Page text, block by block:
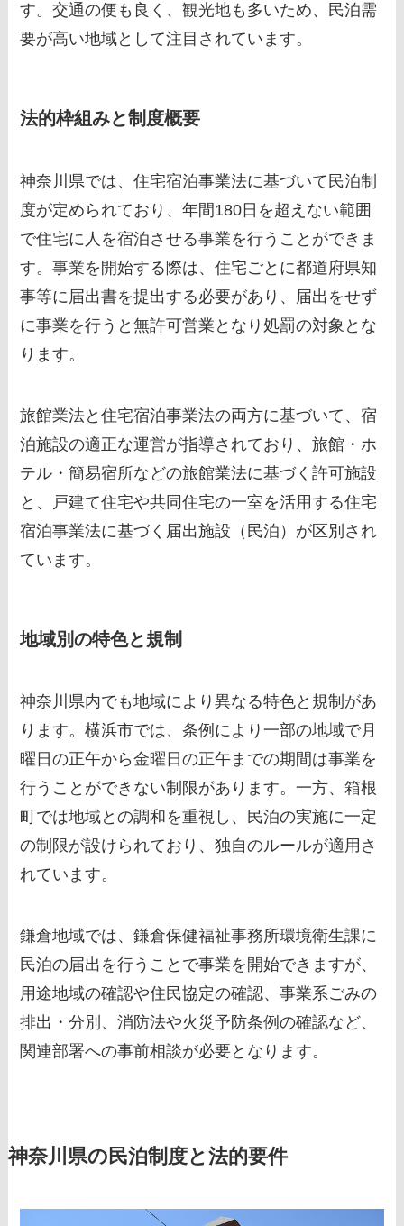
す。交通の便も良く、観光地も多いため、民泊需
要が高い地域として注目されています。
法的枠組みと制度概要
神奈川県では、住宅宿泊事業法に基づいて民泊制
度が定められており、年間180日を超えない範囲
で住宅に人を宿泊させる事業を行うことができま
す。事業を開始する際は、住宅ごとに都道府県知
事等に届出書を提出する必要があり、届出をせず
に事業を行うと無許可営業となり処罰の対象とな
ります。
旅館業法と住宅宿泊事業法の両方に基づいて、宿
泊施設の適正な運営が指導されており、旅館・ホ
テル・簡易宿所などの旅館業法に基づく許可施設
と、戸建て住宅や共同住宅の一室を活用する住宅
宿泊事業法に基づく届出施設（民泊）が区別され
ています。
地域別の特色と規制
神奈川県内でも地域により異なる特色と規制があ
ります。横浜市では、条例により一部の地域で月
曜日の正午から金曜日の正午までの期間は事業を
行うことができない制限があります。一方、箱根
町では地域との調和を重視し、民泊の実施に一定
の制限が設けられており、独自のルールが適用さ
れています。
鎌倉地域では、鎌倉保健福祉事務所環境衛生課に
民泊の届出を行うことで事業を開始できますが、
用途地域の確認や住民協定の確認、事業系ごみの
排出・分別、消防法や火災予防条例の確認など、
関連部署への事前相談が必要となります。
神奈川県の民泊制度と法的要件